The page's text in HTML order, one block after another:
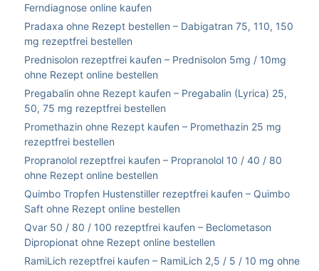
Ferndiagnose online kaufen
Pradaxa ohne Rezept bestellen – Dabigatran 75, 110, 150
mg rezeptfrei bestellen
Prednisolon rezeptfrei kaufen – Prednisolon 5mg / 10mg
ohne Rezept online bestellen
Pregabalin ohne Rezept kaufen – Pregabalin (Lyrica) 25,
50, 75 mg rezeptfrei bestellen
Promethazin ohne Rezept kaufen – Promethazin 25 mg
rezeptfrei bestellen
Propranolol rezeptfrei kaufen – Propranolol 10 / 40 / 80
ohne Rezept online bestellen
Quimbo Tropfen Hustenstiller rezeptfrei kaufen – Quimbo
Saft ohne Rezept online bestellen
Qvar 50 / 80 / 100 rezeptfrei kaufen – Beclometason
Dipropionat ohne Rezept online bestellen
RamiLich rezeptfrei kaufen – RamiLich 2,5 / 5 / 10 mg ohne